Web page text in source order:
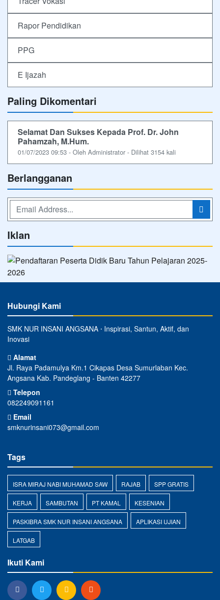
Rapor Pendidikan
PPG
E Ijazah
Paling Dikomentari
Selamat Dan Sukses Kepada Prof. Dr. John
Pahamzah, M.Hum.
01/07/2023 09:53 - Oleh Administrator - Dilihat 3154 kali
Berlangganan
Iklan
Hubungi Kami
SMK NUR INSANI ANGSANA ⋅ Inspirasi, Santun, Aktif, dan
Inovasi
Alamat
Jl. Raya Padamulya Km.1 Cikapas Desa Sumurlaban Kec.
Angsana Kab. Pandeglang - Banten 42277
Telepon
082249091161
Email
smknurinsani073@gmail.com
Tags
ISRA MIRAJ NABI MUHAMAD SAW RAJAB SPP GRATIS
KERJA SAMBUTAN PT KAMAL KESENIAN
PASKIBRA SMK NUR INSANI ANGSANA APLIKASI UJIAN
LATGAB
Ikuti Kami